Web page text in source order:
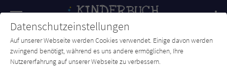
SUCHE Forum Charts Newsletter
Datenschutzeinstellungen
Auf unserer Webseite werden Cookies verwendet. Einige davon werden
zwingend benötigt, während es uns andere ermöglichen, Ihre
Nutzererfahrung auf unserer Webseite zu verbessern.